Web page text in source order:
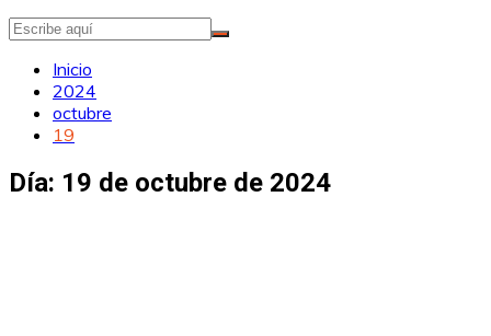
Inicio
2024
octubre
19
Día: 19 de octubre de 2024